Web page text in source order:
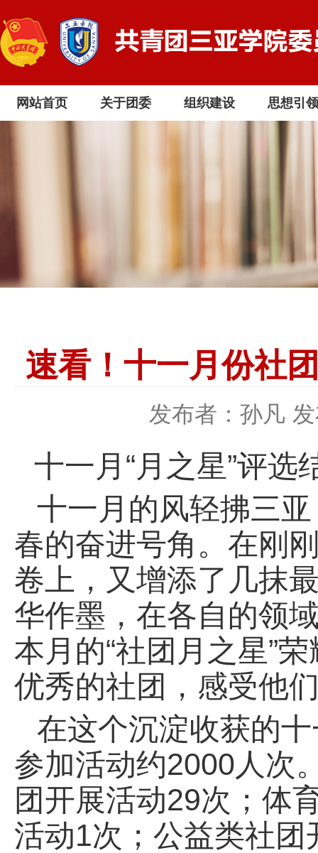
网站首页 关于团委 组织建设 思想引领
速看！十一月份社
发布者：孙凡
十一月“月之星”评选
十一月的风轻拂三
春的奋进号角。在刚
卷上，又增添了几抹
华作墨，在各自的领
本月的“社团月之星”
优秀的社团，感受他
在这个沉淀收获的
参加活动约2000人次
团开展活动29次；体
活动1次；公益类社团